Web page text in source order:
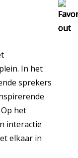
In het
sprekers
het
interactie
elkaar in